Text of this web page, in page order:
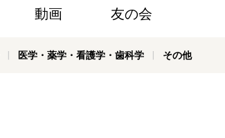
動画 友の会
医学・薬学・看護学・歯科学 その他